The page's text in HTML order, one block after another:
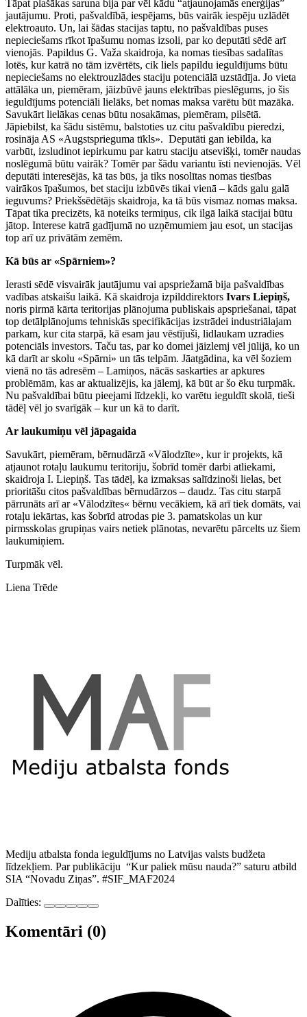
Tāpat plašākas saruna bija par vēl kādu “atjaunojamās enerģijas”
jautājumu. Proti, pašvaldībā, iespējams, būs vairāk iespēju uzlādēt
elektroauto. Un, lai šādas stacijas taptu, no pašvaldības puses
nepieciešams rīkot īpašumu nomas izsoli, par ko deputāti sēdē arī
vienojās. Papildus G. Važa skaidroja, ka nomas tiesības sadalītas
lotēs, kur katrā no tām izvērtēts, cik liels papildu ieguldījums būtu
nepieciešams no elektrouzlādes staciju potenciālā uzstādīja. Jo vieta
attālāka un, piemēram, jāizbūvē jauns elektrības pieslēgums, jo šis
ieguldījums potenciāli lielāks, bet nomas maksa varētu būt mazāka.
Savukārt lielākas cenas būtu nosakāmas, piemēram, pilsētā.
Jāpiebilst, ka šādu sistēmu, balstoties uz citu pašvaldību pieredzi,
rosināja AS «Augstsprieguma tīkls». Deputāti gan iebilda, ka
varbūt, izsludinot iepirkumu par katru staciju atsevišķi, tomēr naudas
noslēgumā būtu vairāk? Tomēr par šādu variantu īsti nevienojās. Vēl
deputāti interesējās, kā tas būs, ja tiks nosolītas nomas tiesības
vairākos īpašumos, bet staciju izbūvēs tikai vienā – kāds galu galā
ieguvums? Priekšsēdētājs skaidroja, ka tā būs vismaz nomas maksa.
Tāpat tika precizēts, kā noteiks termiņus, cik ilgā laikā stacijai būtu
jātop. Interese katrā gadījumā no uzņēmumiem jau esot, un stacijas
top arī uz privātām zemēm.
Kā būs ar «Spārniem»?
Ierasti sēdē visvairāk jautājumu vai apspriežamā bija pašvaldības
vadības atskaišu laikā. Kā skaidroja izpilddirektors Ivars Liepiņš,
noris pirmā kārta teritorijas plānojuma publiskais apspriešanai, tāpat
top detālplānojums tehniskās specifikācijas izstrādei industriālajam
parkam, kur cita starpā, kā esam jau vēstījuši, lidlaukam uzradies
potenciāls investors. Taču tas, par ko domei jāizlemj vēl jūlijā, ko un
kā darīt ar skolu «Spārni» un tās telpām. Jāatgādina, ka vēl šoziem
vienā no tās adresēm – Lamiņos, nācās saskarties ar apkures
problēmām, kas ar aktualizējis, ka jālemj, kā būt ar šo ēku turpmāk.
Nu pašvaldībai būtu pieejami līdzekļi, ko varētu ieguldīt skolā, tieši
tādēļ vēl jo svarīgāk – kur un kā to darīt.
Ar laukumiņu vēl jāpagaida
Savukārt, piemēram, bērnudārzā «Vālodzīte», kur ir projekts, kā
atjaunot rotaļu laukumu teritoriju, šobrīd tomēr darbi atliekami,
skaidroja I. Liepiņš. Tas tādēļ, ka izmaksas salīdzinoši lielas, bet
prioritāšu citos pašvaldības bērnudārzos – daudz. Tas citu starpā
pārrunāts arī ar «Vālodzītes« bērnu vecākiem, kā arī tiek domāts, vai
rotaļu iekārtas, kas šobrīd atrodas pie 3. pamatskolas un kur
pirmsskolas grupiņas vairs netiek plānotas, nevarētu pārcelts uz šiem
laukumiņiem.
Turpmāk vēl.
Liena Trēde
Mediju atbalsta fonda ieguldījums no Latvijas valsts budžeta
līdzekļiem. Par publikāciju “Kur paliek mūsu nauda?” saturu atbild
SIA “Novadu Ziņas”. #SIF_MAF2024
Dalīties:
Komentāri (0)